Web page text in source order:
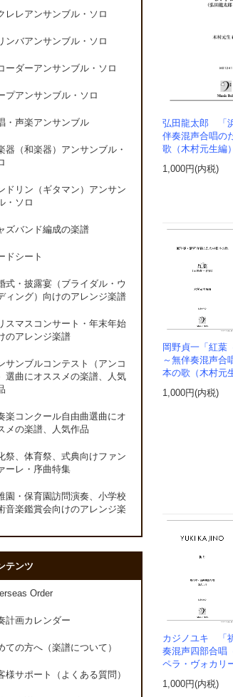
弘田龍太郎 「
伴奏混声合唱の
歌（木村元生編）
1,000円(内税)
岡野貞一「紅葉
～無伴奏混声合
本の歌（木村元
1,000円(内税)
カジノユキ 「
奏混声四部合唱
ペラ・ヴォカリ
1,000円(内税)
レレアンサンブル・ソロ
ンバアンサンブル・ソロ
ーダーアンサンブル・ソロ
プアンサンブル・ソロ
・声楽アンサンブル
器（和楽器）アンサンブル・
ドリン（ギタマン）アンサン
・ソロ
ズバンド編成の楽譜
ドシート
式・披露宴（ブライダル・ウ
ィング）向けのアレンジ楽譜
スマスコンサート・年末年始
のアレンジ楽譜
サンブルコンテスト（アンコ
選曲にオススメの楽譜、人気
楽コンクール自由曲選曲にオ
メの楽譜、人気作品
祭、体育祭、式典向けファン
ーレ・序曲特集
園・保育園訪問演奏、小学校
音楽鑑賞会向けのアレンジ楽
テンツ
Order
計画カレンダー
ての方へ（楽譜について）
様サポート（よくある質問）